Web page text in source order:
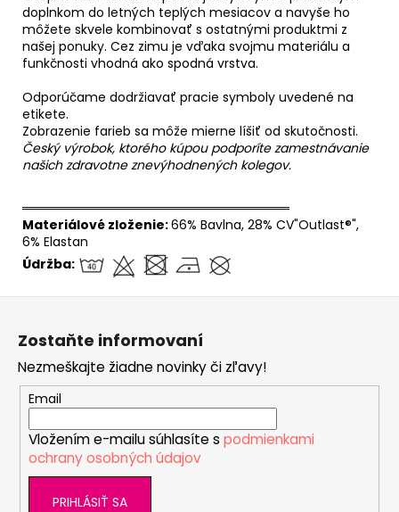
doplnkom do letných teplých mesiacov a navyše ho
môžete skvele kombinovať s ostatnými produktmi z
našej ponuky. Cez zimu je vďaka svojmu materiálu a
funkčnosti vhodná ako spodná vrstva.
Odporúčame dodržiavať pracie symboly uvedené na
etikete.
Zobrazenie farieb sa môže mierne líšiť od skutočnosti.
Český výrobok, ktorého kúpou podporíte zamestnávanie
našich zdravotne znevýhodnených kolegov.
══════════════════════════════
Materiálové zloženie:66% Bavlna, 28% CV"Outlast®",
6% Elastan
Údržba:
Zostaňte informovaní
Nezmeškajte žiadne novinky či zľavy!
Email
Vložením e-mailu súhlasíte s podmienkami
ochrany osobných údajov
PRIHLÁSIŤ SA